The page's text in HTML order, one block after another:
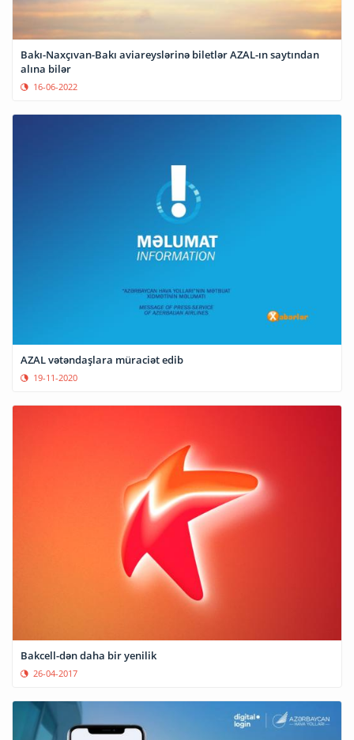
Bakı-Naxçıvan-Bakı aviareyslərinə biletlər AZAL-ın saytından
alına bilər
16-06-2022
AZAL vətəndaşlara müraciət edib
19-11-2020
Bakcell-dən daha bir yenilik
26-04-2017